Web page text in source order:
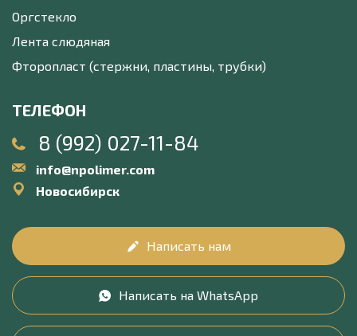
Оргстекло
Лента слюдяная
Фторопласт (стержни, пластины, трубки)
ТЕЛЕФОН
8 (992) 027-11-84
info@npolimer.com
Новосибирск
Написать нам
Написать на WhatsApp